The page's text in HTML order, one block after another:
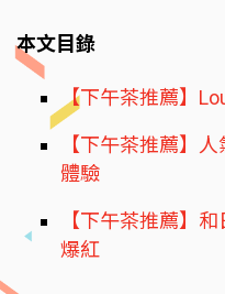
本文目錄
【下午茶推薦】
【下午茶推薦】
體驗
【下午茶推薦】
爆紅